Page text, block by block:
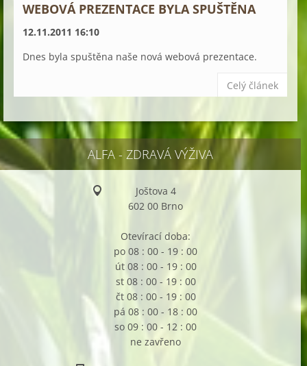
WEBOVÁ PREZENTACE BYLA SPUŠTĚNA
12.11.2011 16:10
Dnes byla spuštěna naše nová webová prezentace.
Celý článek
ALFA - ZDRAVÁ VÝŽIVA
Joštova 4
602 00 Brno
Otevírací doba:
po 08 : 00 - 19 : 00
út 08 : 00 - 19 : 00
st 08 : 00 - 19 : 00
čt 08 : 00 - 19 : 00
pá 08 : 00 - 18 : 00
so 09 : 00 - 12 : 00
ne zavřeno